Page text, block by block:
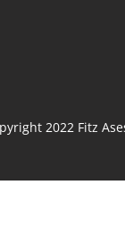
2022 Fitz